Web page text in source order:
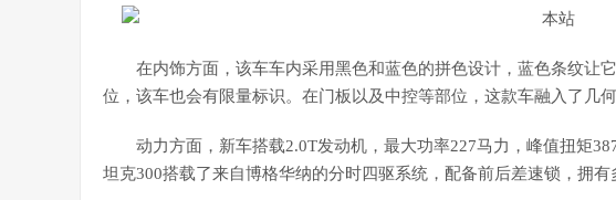
在内饰方面，该车车内采用黑色和蓝色的拼色设计，蓝色条纹让
位，该车也会有限量标识。在门板以及中控等部位，这款车融入了几何
动力方面，新车搭载2.0T发动机，最大功率227马力，峰值扭矩
坦克300搭载了来自博格华纳的分时四驱系统，配备前后差速锁，拥有